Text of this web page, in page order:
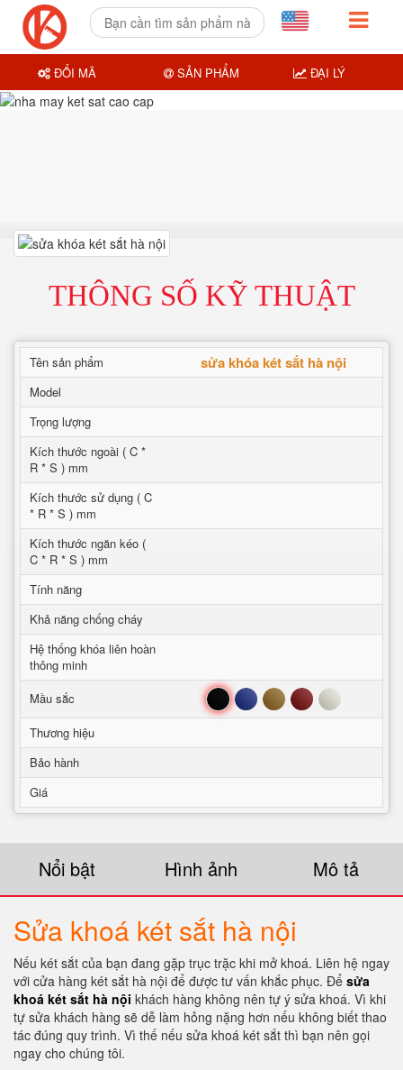
THÔNG SỐ KỸ THUẬT
Tên sản phẩm sửa khóa két sắt hà nội
Model
Trọng lượng
Kích thước ngoài ( C *
R * S ) mm
Kích thước sử dụng ( C
* R * S ) mm
Kích thước ngăn kéo (
C * R * S ) mm
Tính năng
Khả năng chống cháy
Hệ thống khóa liên hoàn
thông minh
Mầu sắc
Đen Xanh Nâu Đỏ Trắng
Thương hiệu
Bảo hành
Giá
Nổi bật Hình ảnh Mô tả
Sửa khoá két sắt hà nội
Nếu két sắt của bạn đang gặp trục trặc khi mở khoá. Liên hệ ngay
với cửa hàng két sắt hà nội để được tư vấn khắc phục. Để sửa
khoá két sắt hà nội khách hàng không nên tự ý sửa khoá. Vì khi
tự sửa khách hàng sẽ dễ làm hỏng nặng hơn nếu không biết thao
tác đúng quy trình. Vì thế nếu sửa khoá két sắt thì bạn nên gọi
ngay cho chúng tôi.
ĐỔI MÃ SẢN PHẨM ĐẠI LÝ